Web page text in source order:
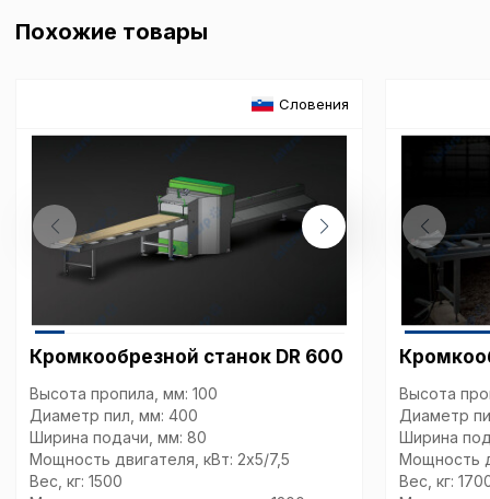
Похожие товары
Словения
Кромкообрезной станок DR 600
Высота пропила, мм: 100
Диаметр пил, мм: 400
Ширина подачи, мм: 80
Мощность двигателя, кВт: 2х5/7,5
Вес, кг: 1500
Высота
Диаметр
Ширина
Мощность
Вес, кг:
можете ознакомиться с
списком файлов cookie,
описание и сроки
Технические
cookie-файлы
Аналитические
cookie файлов не
определять
пользователей